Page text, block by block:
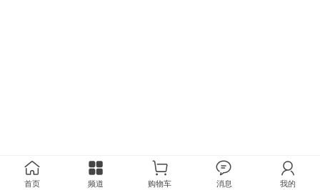
首页 频道 购物车 消息 我的